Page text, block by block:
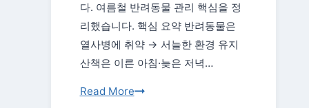
·
항
목
정
다. 여름철 반려동물 관리 핵심을 정
리했습니다. 핵심 요약 반려동물은
열사병에 취약 → 서늘한 환경 유지
산책은 이른 아침·늦은 저녁…
Read More여